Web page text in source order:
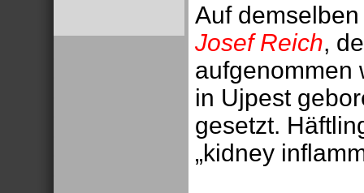
Auf
Josef Reich,
aufgenommen
in Ujpest
gesetzt.
„kidney